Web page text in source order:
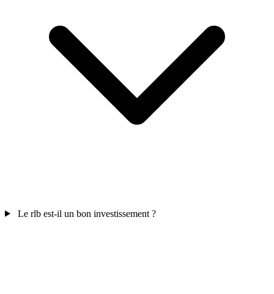
Le rlb est-il un bon investissement ?